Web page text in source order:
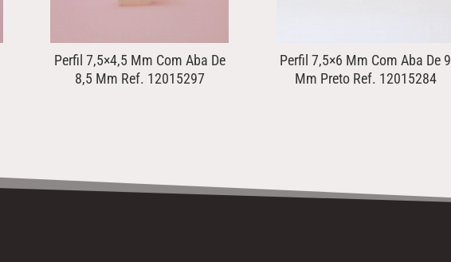
Perfil 7,5×4,5 Mm Com Aba De
8,5 Mm Ref. 12015297
Perfil 7,5×6 Mm Com Aba De 9
Mm Preto Ref. 12015284